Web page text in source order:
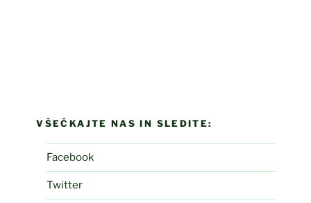
VŠEČKAJTE NAS IN SLEDITE:
Facebook
Twitter